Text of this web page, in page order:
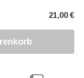
21,00 €